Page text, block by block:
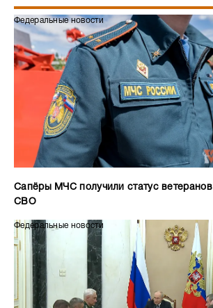
Федеральные новости
Сапёры МЧС получили статус ветеранов
СВО
Федеральные новости